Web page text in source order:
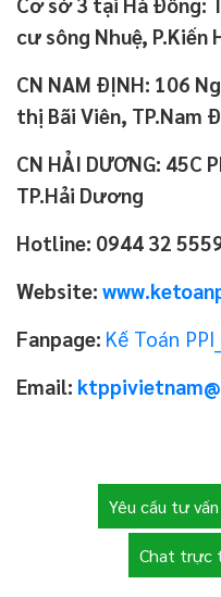
cư sông Nhuệ, P.Kiến
CN NAM ĐỊNH: 106
thị Bãi Viên, TP.Nam
CN HẢI DƯƠNG: 45C
TP.Hải Dương
Hotline: 0944 32
Website:
Fanpage: Kế Toán
Email:
Yêu cầu tư vấn
Chat trực